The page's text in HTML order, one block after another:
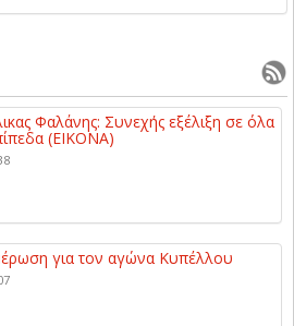
Φαλάνης: Συνεχής εξέλιξη σε όλα
(ΕΙΚΟΝΑ)
για τον αγώνα Κυπέλλου